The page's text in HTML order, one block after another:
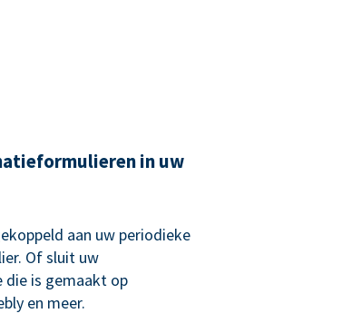
in uw
aan uw periodieke
Of sluit uw
is gemaakt op
en meer.